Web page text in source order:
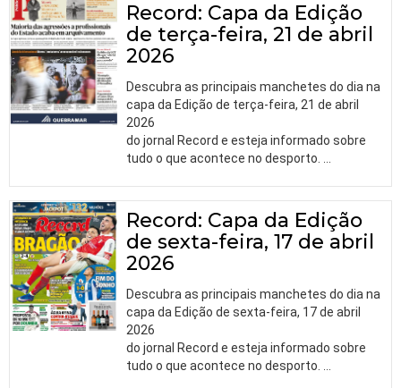
Record: Capa da Edição
de terça-feira, 21 de abril
2026
Descubra as principais manchetes do dia na
capa da Edição de terça-feira, 21 de abril
2026
do jornal Record e esteja informado sobre
tudo o que acontece no desporto. …
Record: Capa da Edição
de sexta-feira, 17 de abril
2026
Descubra as principais manchetes do dia na
capa da Edição de sexta-feira, 17 de abril
2026
do jornal Record e esteja informado sobre
tudo o que acontece no desporto. …